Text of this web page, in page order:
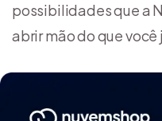
possibilidades que a
abrir mão do que você